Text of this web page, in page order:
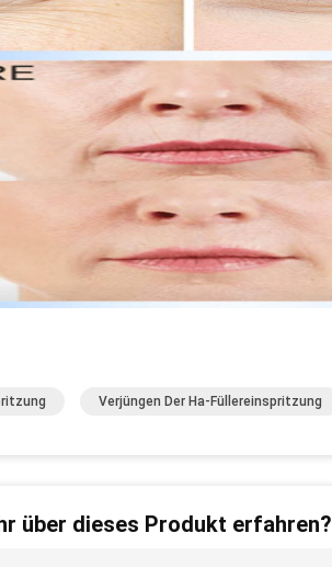
Verjüngen Der Ha-Füllereinspritzung
über dieses Produkt erfahren?